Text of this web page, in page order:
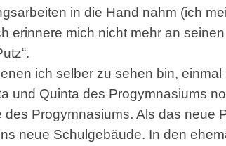
in die Hand nahm (ich
erinnere mich nicht mehr an
ich selber zu sehen bin,
und Quinta des Progymnasiums
Progymnasiums. Als das neue
neue Schulgebäude. In den